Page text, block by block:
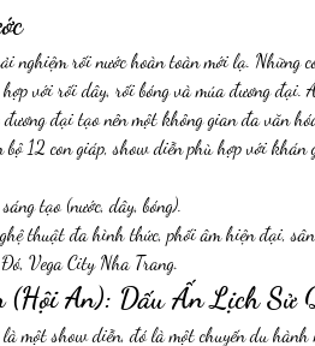
nghiệm rối nước hoàn toàn mới lạ. Những
với rối dây, rối bóng và múa đương đại.
đại tạo nên một không gian đa văn
12 con giáp, show diễn phù hợp với khán
tạo (nước, dây, bóng).
thuật đa hình thức, phối âm hiện đại,
Vega City Nha Trang.
(Hội An): Dấu Ấn Lịch Sử
một show diễn, đó là một chuyến du hành